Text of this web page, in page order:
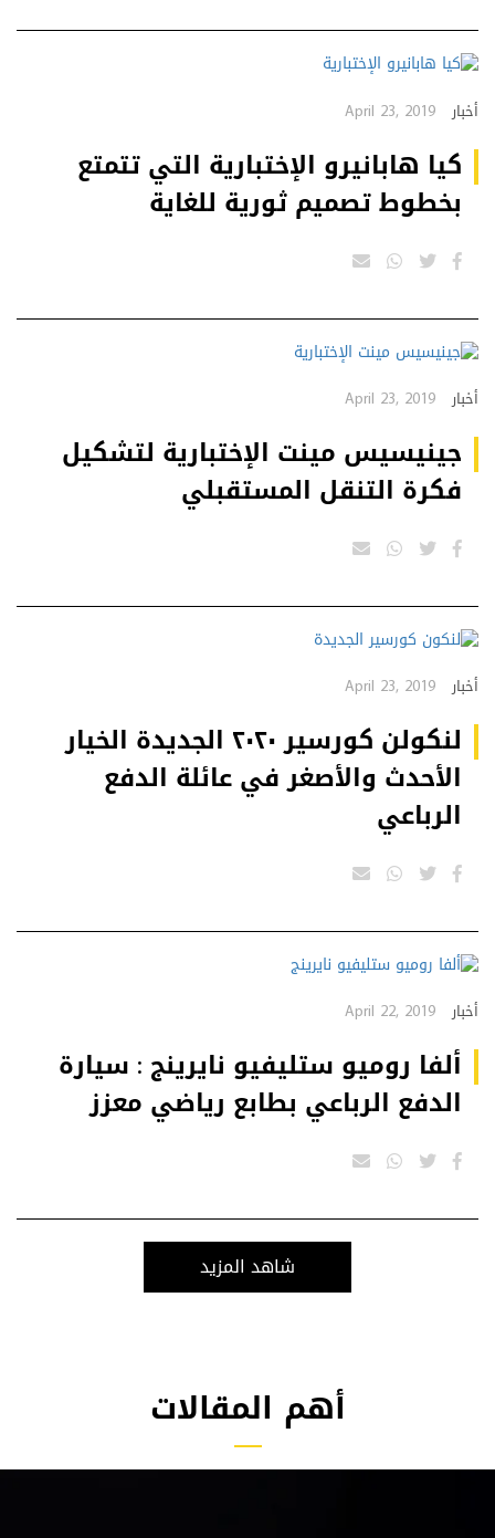
أخبار April 23, 2019
كيا هابانيرو الإختبارية التي تتمتع
بخطوط تصميم ثورية للغاية
أخبار April 23, 2019
جينيسيس مينت الإختبارية لتشكيل
فكرة التنقل المستقبلي
أخبار April 23, 2019
لنكولن كورسير ٢٠٢٠ الجديدة الخيار
الأحدث والأصغر في عائلة الدفع
الرباعي
أخبار April 22, 2019
ألفا روميو ستليفيو نايرينج : سيارة
الدفع الرباعي بطابع رياضي معزز
شاهد المزيد
أهم المقالات